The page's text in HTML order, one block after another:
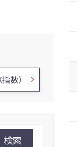
数）
検索